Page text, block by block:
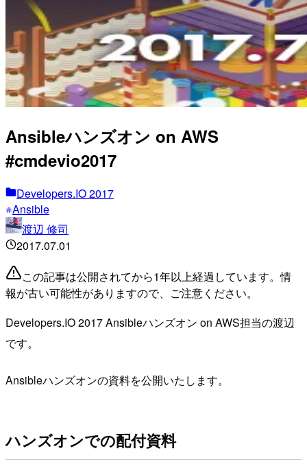
Ansibleハンズオン on AWS
#cmdevio2017
Developers.IO 2017
Ansible
渡辺 修司
2017.07.01
この記事は公開されてから1年以上経過しています。情
報が古い可能性がありますので、ご注意ください。
Developers.IO 2017 Ansibleハンズオン on AWS担当の渡辺
です。
Ansibleハンズオンの資料を公開いたします。
ハンズオンでの配付資料